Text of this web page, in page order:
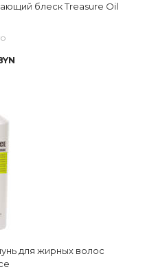
блеск Treasure Oil
для жирных волос